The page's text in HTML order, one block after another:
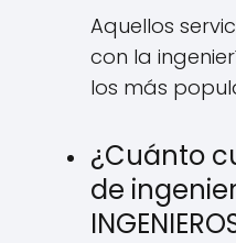
Aquellos
con la
los más
¿Cuánto
de